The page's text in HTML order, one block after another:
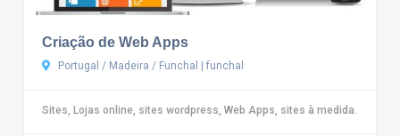
Criação de Web Apps
Portugal / Madeira / Funchal | funchal
Sites, Lojas online, sites wordpress, Web Apps, sites à medida.